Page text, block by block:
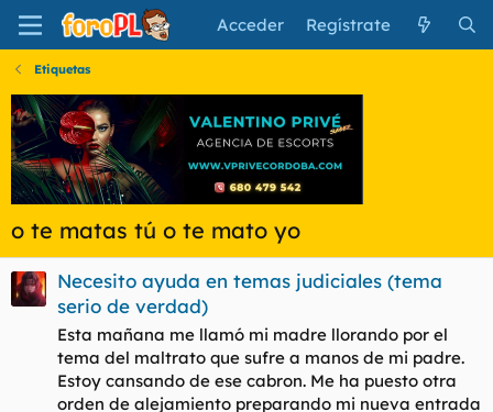
Acceder Regístrate
Etiquetas
o te matas tú o te mato yo
Necesito ayuda en temas judiciales (tema
serio de verdad)
Esta mañana me llamó mi madre llorando por el
tema del maltrato que sufre a manos de mi padre.
Estoy cansando de ese cabron. Me ha puesto otra
orden de alejamiento preparando mi nueva entrada